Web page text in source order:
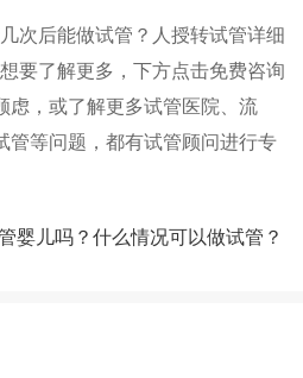
次后能做试管？人授转试管详细
要了解更多，下方点击免费咨询
虑，或了解更多试管医院、流
管等问题，都有试管顾问进行专
婴儿吗？什么情况可以做试管？